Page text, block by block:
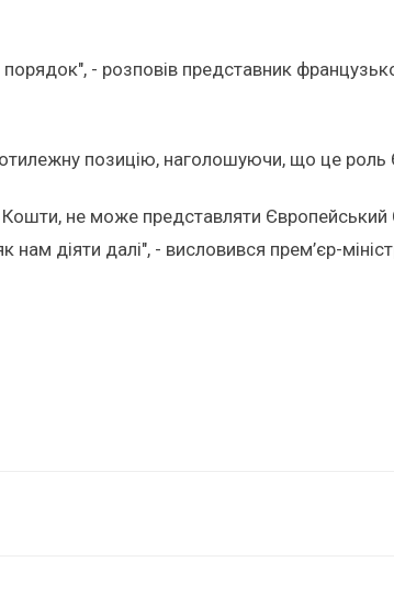
- розповів представник
позицію, наголошуючи, що це
не може представляти
діяти далі", - висловився прем’єр-